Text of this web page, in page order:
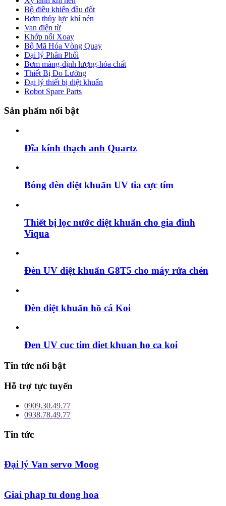
Bộ điều khiển đầu đốt
Bơm thủy lực khí nén
Van điện từ
Khớp nối Xoay
Bộ Mã Hóa Vòng Quay
Đại lý Phân Phối
Bơm màng-định lượng-hóa chất
Thiết Bị Đo Lường
Đại lý thiết bị diệt khuẩn
Robot Spare Parts
Sản phẩm nổi bật
Đĩa kính thạch anh Quartz
Bóng đèn diệt khuẩn UV tia cực tím
Thiết bị lọc nước diệt khuẩn cho gia đình
Viqua
Đèn UV diệt khuẩn G8T5 cho máy rửa chén
Đèn diệt khuẩn hồ cá Koi
Đen UV cuc tim diet khuan ho ca koi
Tin tức nổi bật
Hỗ trợ tực tuyến
0909.30.49.77
0938.78.49.77
Tin tức
Đại lý Van servo Moog
Giai phap tu dong hoa